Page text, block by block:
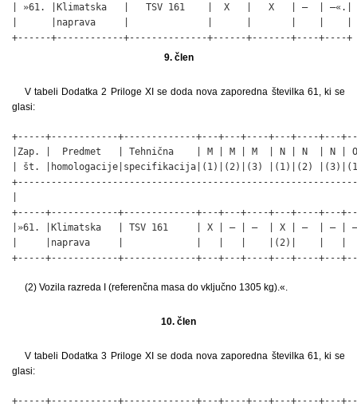
| »61. |Klimatska   |   TSV 161    |  X   |   X   | –  | –«.|
|      |naprava     |              |      |       |    |    |
+------+------------+--------------+------+-------+----+----+
9. člen
V tabeli Dodatka 2 Priloge XI se doda nova zaporedna številka 61, ki se
glasi:
+-----+------------+-------------+---+---+----+---+----+---
|Zap. |  Predmet   | Tehnična    | M | M | M  | N | N  | N |
| št. |homologacije|specifikacija|(1)|(2)|(3) |(1)|(2)
+-----+------------+-------------+---+---+----+---+----+---
|»61. |Klimatska   | TSV 161     | X | – | –  | X | –  | –
|     |naprava     |             |   |   |    |(2)|    |
+-----+------------+-------------+---+---+----+---+----+---
(2) Vozila razreda I (referenčna masa do vključno 1305 kg).«.
10. člen
V tabeli Dodatka 3 Priloge XI se doda nova zaporedna številka 61, ki se
glasi:
+-----+------------+-------------+---+----+---+---+----+---